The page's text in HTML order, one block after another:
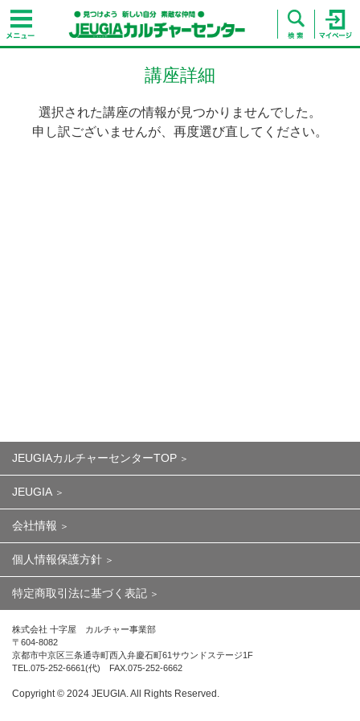
講座詳細
選択された講座の情報が見つかりませんでした。
申し訳ございませんが、再度選び直してください。
JEUGIAカルチャーセンターTOP
JEUGIA
会社情報
個人情報保護方針
特定商取引法に基づく表記
株式会社 十字屋 カルチャー事業部
〒604-8082
京都市中京区三条通寺町西入弁慶石町61サウンドステージ1F
TEL.075-252-6661(代) FAX.075-252-6662
Copyright ©︎ 2024 JEUGIA. All Rights Reserved.